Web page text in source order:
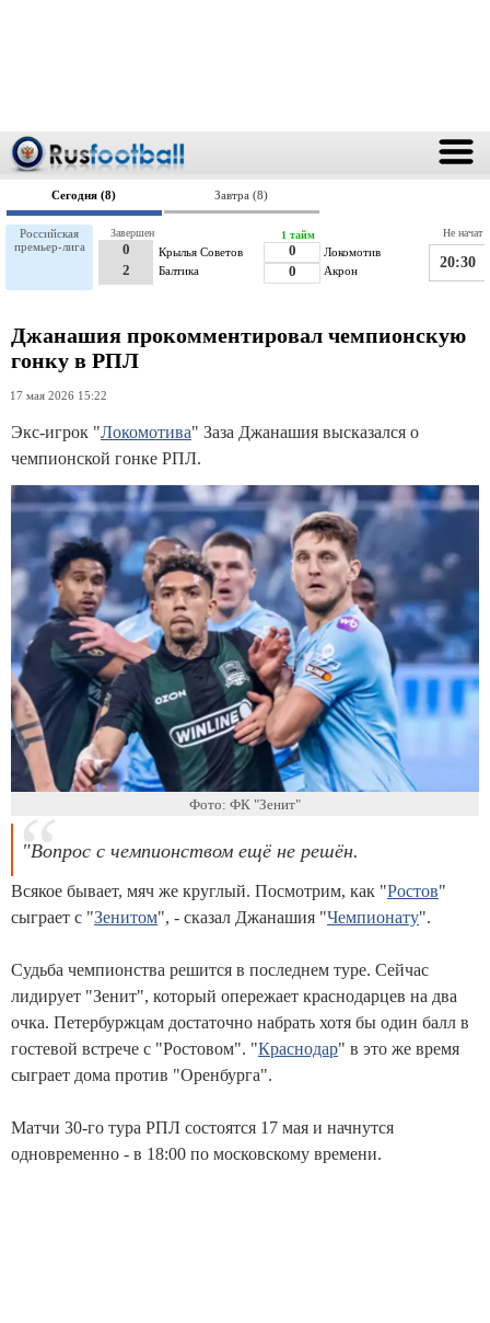
Сегодня (8) Завтра (8)
Российская
премьер-лига
Крылья Советов
0
2
Балтика
Завершен
Локомотив
0
0
Акрон
1 тайм
20:30
Не начат
Джанашия прокомментировал чемпионскую
гонку в РПЛ
17 мая 2026 15:22
Экс-игрок "Локомотива" Заза Джанашия высказался о
чемпионской гонке РПЛ.
Фото: ФК "Зенит"
"Вопрос с чемпионством ещё не решён.
Всякое бывает, мяч же круглый. Посмотрим, как "Ростов"
сыграет с "Зенитом", - сказал Джанашия "Чемпионату".
Судьба чемпионства решится в последнем туре. Сейчас
лидирует "Зенит", который опережает краснодарцев на два
очка. Петербуржцам достаточно набрать хотя бы один балл в
гостевой встрече с "Ростовом". "Краснодар" в это же время
сыграет дома против "Оренбурга".
Матчи 30-го тура РПЛ состоятся 17 мая и начнутся
одновременно - в 18:00 по московскому времени.